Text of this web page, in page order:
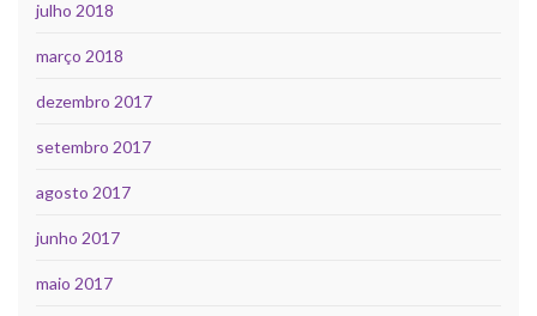
julho 2018
março 2018
dezembro 2017
setembro 2017
agosto 2017
junho 2017
maio 2017